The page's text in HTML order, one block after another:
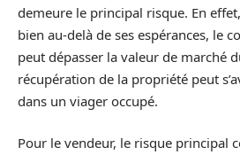
demeure le principal risque. En
bien au-delà de ses espérances, le
peut dépasser la valeur de marché
récupération de la propriété peut
dans un viager occupé.
Pour le vendeur, le risque principal